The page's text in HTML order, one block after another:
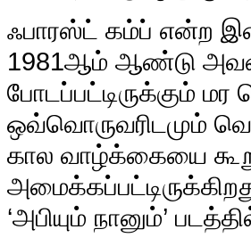
ஃபாரஸ்ட் கம்ப் என்ற
1981ஆம் ஆண்டு அவன்
போடப்பட்டிருக்கும்
ஒவ்வொருவரிடமும்
கால வாழ்க்கையை
‘அபியும் நானும்’